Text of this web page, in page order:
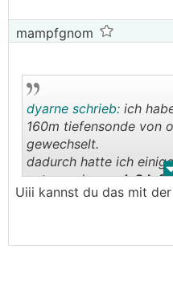
mampfgnom
.
dyarne schrieb: ich
160m tiefensonde von
gewechselt.
dadurch hatte ich
unter anderemdaß luft
stellen gesammelthat
Uiii kannst du das mit